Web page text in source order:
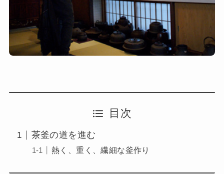
目次
茶釜の道を進む
熱く、重く、繊細な釜作り